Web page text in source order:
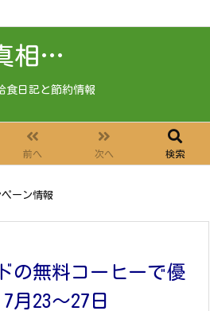
相…
食日記と節約情報
前へ 次へ 検索
ーン情報
の無料コーヒーで優
月23～27日